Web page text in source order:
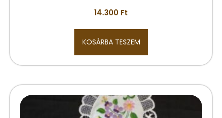
14.300 Ft
KOSÁRBA TESZEM